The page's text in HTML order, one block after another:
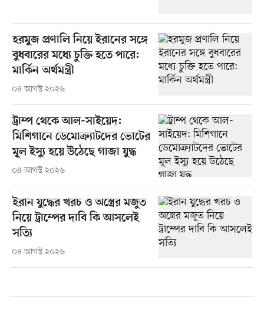
হরমুজ প্রণালি নিয়ে ইরানের সঙ্গে
বুধবারের মধ্যে চুক্তি হতে পারে:
মার্কিন অর্থমন্ত্রী
০৪ আগস্ট ২০২৬
ট্রাম্প থেকে আল-সাইয়েদ:
মিশিগানে ডেমোক্র্যাটদের ভোটের
মূল ইস্যু হয়ে উঠেছে গাজা যুদ্ধ
০৪ আগস্ট ২০২৬
ইরান যুদ্ধের খরচ ও অস্ত্রের মজুত
নিয়ে ট্রাম্পের দাবি কি আসলেই
সত্যি
০৪ আগস্ট ২০২৬